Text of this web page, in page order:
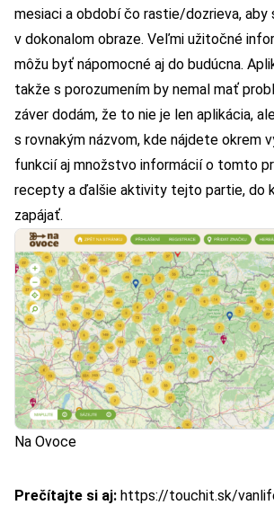
mesiaci a období čo rastie/dozrieva, aby
v dokonalom obraze. Veľmi užitočné
môžu byť nápomocné aj do budúcna.
takže s porozumením by nemal mať
záver dodám, že to nie je len aplikácia,
s rovnakým názvom, kde nájdete okrem
funkcií aj množstvo informácií o tomto
recepty a ďalšie aktivity tejto partie, do
zapájať.
Na Ovoce
Prečítajte si aj: https://touchit.sk/